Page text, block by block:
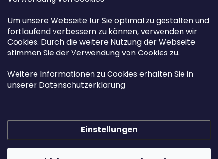
Um unsere Webseite für Sie optimal zu gestalten und
fortlaufend verbessern zu können, verwenden wir
Cookies. Durch die weitere Nutzung der Webseite
stimmen Sie der Verwendung von Cookies zu.
Weitere Informationen zu Cookies erhalten Sie in
unserer Datenschutzerklärung
Einstellungen
Erstellt von Shoptet &